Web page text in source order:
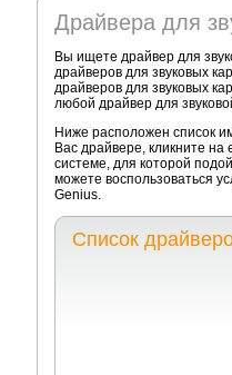
Драйвера для
Вы ищете драйвер для
драйверов для звуковых
драйверов для звуковых
любой драйвер для
Ниже расположен список
Вас драйвере, кликните
системе, для которой
можете воспользоваться
Genius.
Список